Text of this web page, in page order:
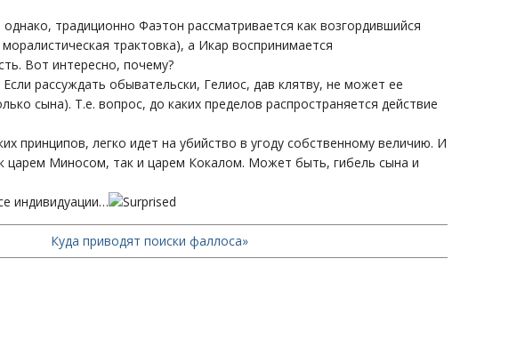
традиционно Фаэтон рассматривается как возгордившийся
трактовка), а Икар воспринимается
Вот интересно, почему?
рассуждать обывательски, Гелиос, дав клятву, не может ее
сына). Т.е. вопрос, до каких пределов распространяется действие
принципов, легко идет на убийство в угоду собственному величию. И
царем Миносом, так и царем Кокалом. Может быть, гибель сына и
индивидуации…
Куда приводят поиски фаллоса»